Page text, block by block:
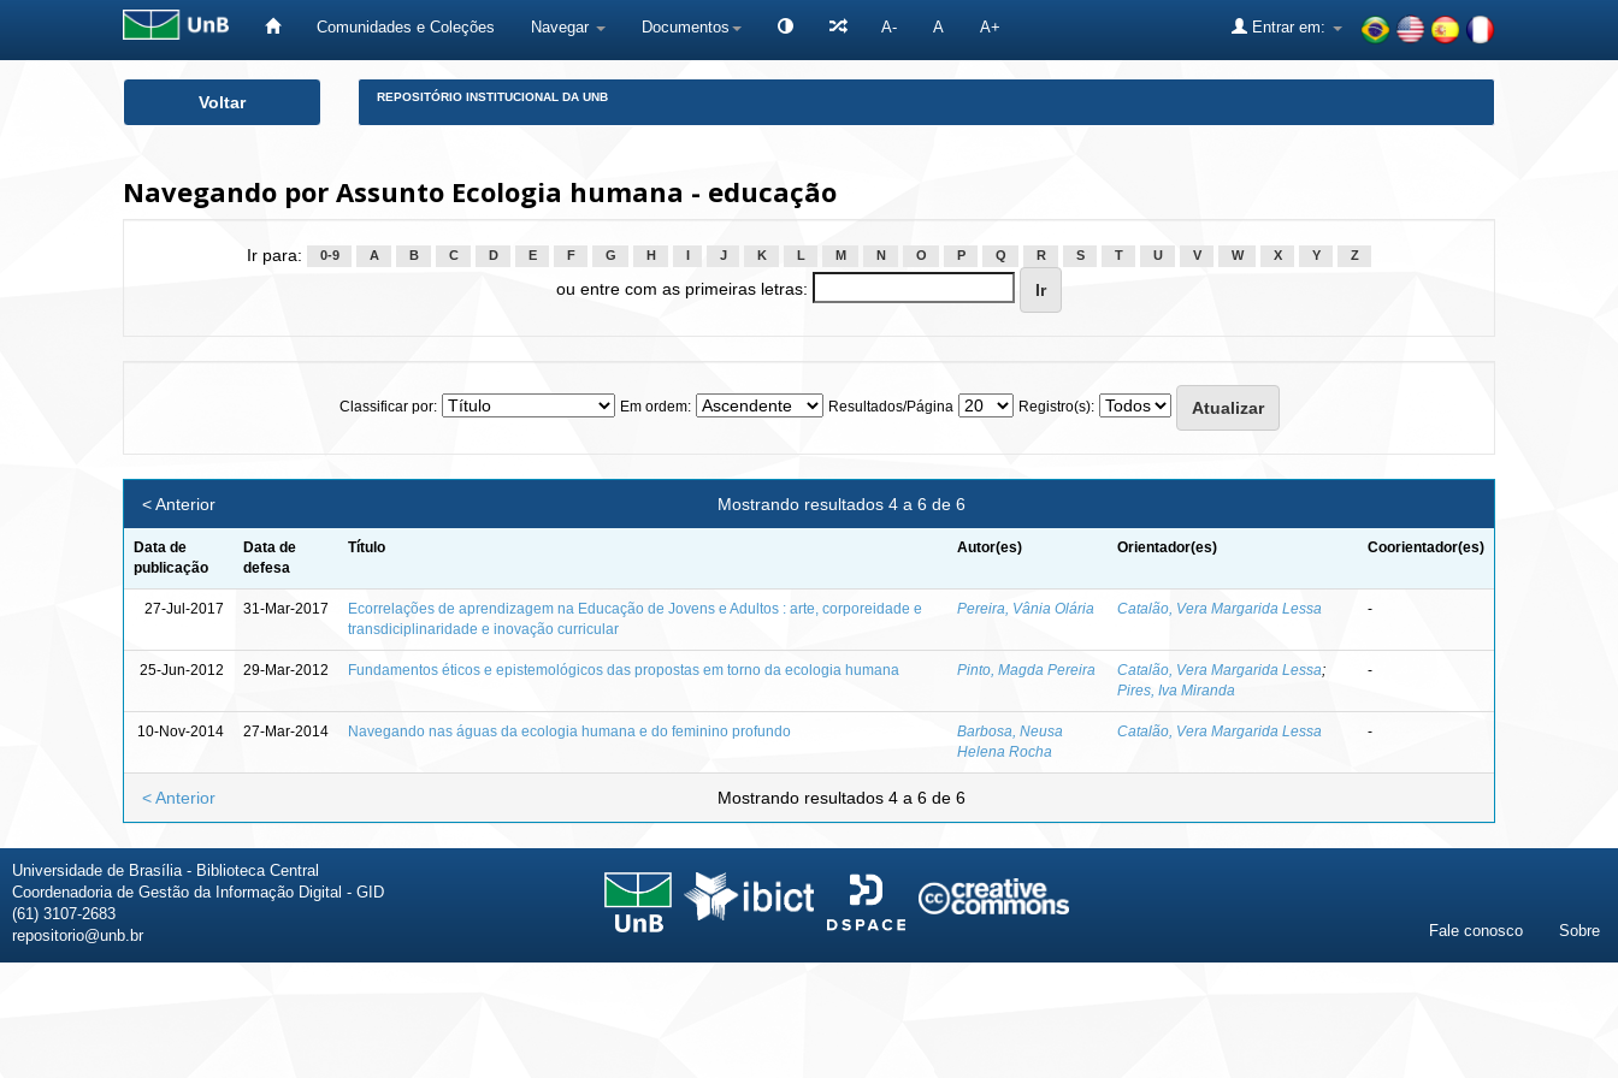
Comunidades e Coleções Navegar Documentos A- A A+ Entrar em:
Voltar REPOSITÓRIO INSTITUCIONAL DA UNB
Navegando por Assunto Ecologia humana - educação
Ir para: 0-9 A B C D E F G H J K L M N O P Q R S T U V W X Y Z
ou entre com as primeiras letras:
Classificar por: Em ordem: Resultados/Página Registro(s):
Mostrando resultados 4 a 6 de 6
< Anterior
Data de
publicação
Data de
defesa
Título Autor(es) Orientador(es) Coorientador(es)
27-Jul-2017 31-Mar-2017
Ecorrelações de aprendizagem na Educação de Jovens e Adultos : arte, corporeidade e
transdiciplinaridade e inovação curricular
Pereira, Vânia Olária Catalão, Vera Margarida Lessa -
25-Jun-2012 29-Mar-2012 Fundamentos éticos e epistemológicos das propostas em torno da ecologia humana Pinto, Magda Pereira Catalão, Vera Margarida Lessa;
Pires, Iva Miranda
-
10-Nov-2014 27-Mar-2014 Navegando nas águas da ecologia humana e do feminino profundo
Barbosa, Neusa
Helena Rocha
Catalão, Vera Margarida Lessa -
Mostrando resultados 4 a 6 de 6
< Anterior
Universidade de Brasília - Biblioteca Central
Coordenadoria de Gestão da Informação Digital - GID
(61) 3107-2683
repositorio@unb.br
Fale conosco Sobre